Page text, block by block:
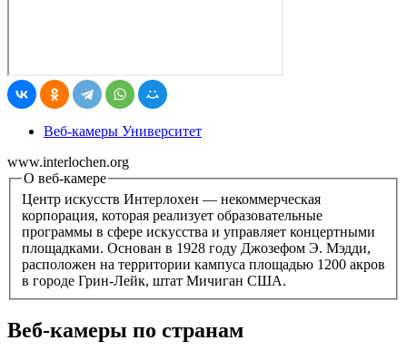
Веб-камеры Университет
www.interlochen.org
О веб-камере
Центр искусств Интерлохен — некоммерческая
корпорация, которая реализует образовательные
программы в сфере искусства и управляет концертными
площадками. Основан в 1928 году Джозефом Э. Мэдди,
расположен на территории кампуса площадью 1200 акров
в городе Грин-Лейк, штат Мичиган США.
Веб-камеры по странам